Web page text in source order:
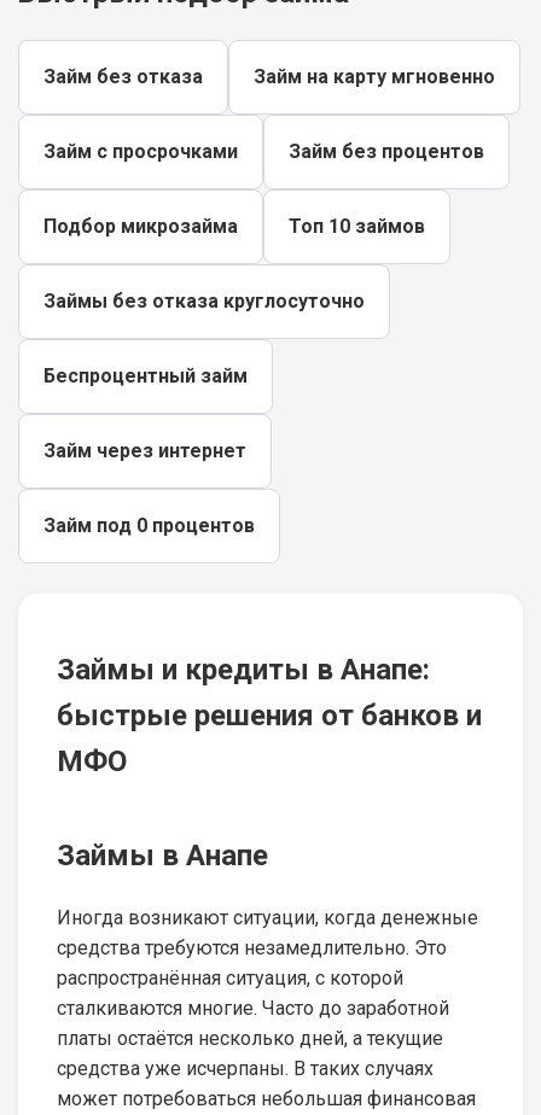
Займ без отказа Займ на карту мгновенно
Займ с просрочками Займ без процентов
Подбор микрозайма Топ 10 займов
Займы без отказа круглосуточно
Беспроцентный займ
Займ через интернет
Займ под 0 процентов
Займы и кредиты в Анапе:
быстрые решения от банков и
МФО
Займы в Анапе
Иногда возникают ситуации, когда денежные
средства требуются незамедлительно. Это
распространённая ситуация, с которой
сталкиваются многие. Часто до заработной
платы остаётся несколько дней, а текущие
средства уже исчерпаны. В таких случаях
может потребоваться небольшая финансовая